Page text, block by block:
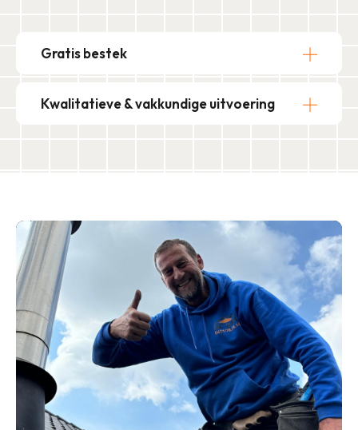
Gratis bestek
Kwalitatieve & vakkundige uitvoering